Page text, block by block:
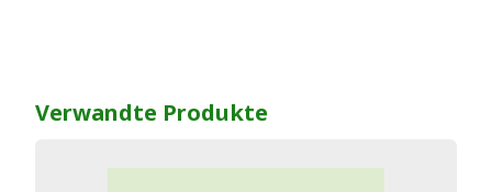
Verwandte Produkte